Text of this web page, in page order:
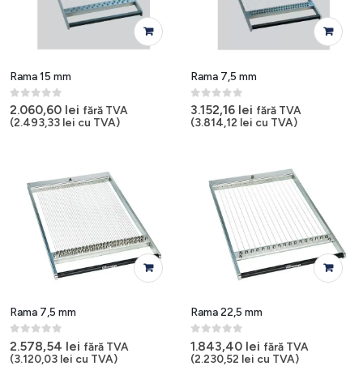
Rama 15 mm
0out of 5
2.060,60 lei fără TVA
(2.493,33 lei cu TVA)
Rama 7,5 mm
0out of 5
3.152,16 lei fără TVA
(3.814,12 lei cu TVA)
Rama 7,5 mm
0out of 5
2.578,54 lei fără TVA
(3.120,03 lei cu TVA)
Rama 22,5 mm
0 out of 5
1.843,40 lei fără TVA
(2.230,52 lei cu TVA)